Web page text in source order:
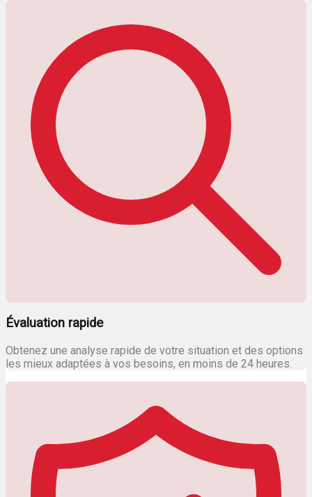
Évaluation rapide
Obtenez une analyse rapide de votre situation et des options
les mieux adaptées à vos besoins, en moins de 24 heures.